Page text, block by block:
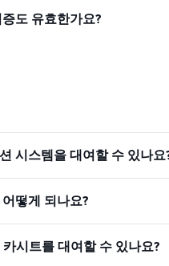
도 유효한가요?
시스템을 대여할 수 있나요
떻게 되나요?
시트를 대여할 수 있나요?